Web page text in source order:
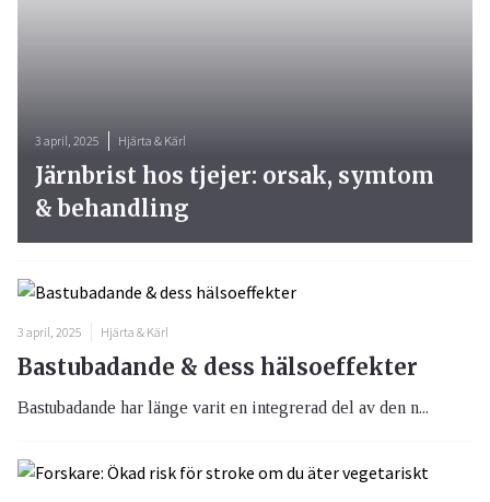
3 april, 2025 Hjärta & Kärl
Järnbrist hos tjejer: orsak, symtom
& behandling
3 april, 2025 Hjärta & Kärl
Bastubadande & dess hälsoeffekter
Bastubadande har länge varit en integrerad del av den n...